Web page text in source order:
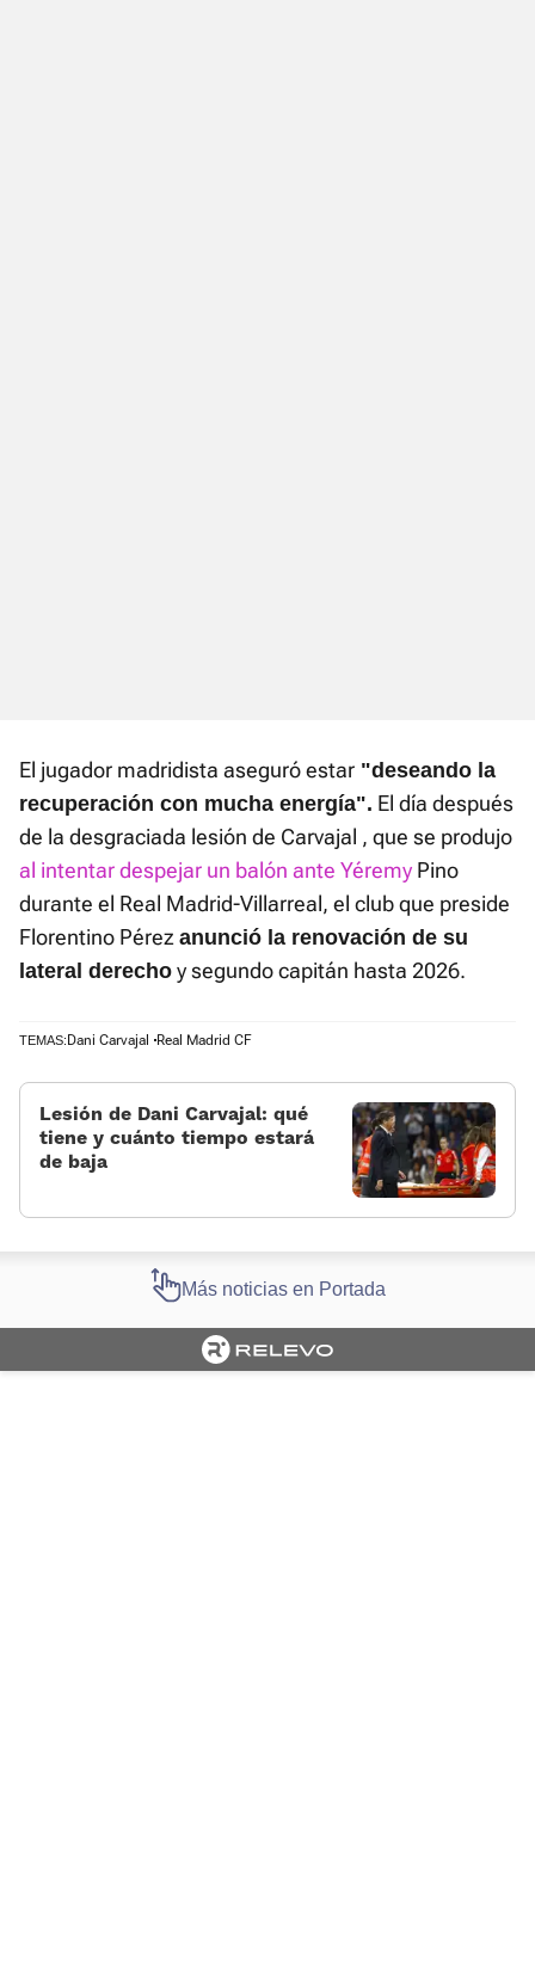
El jugador madridista aseguró estar "deseando la
recuperación con mucha energía". El día después
de la desgraciada lesión de Carvajal , que se produjo
al intentar despejar un balón ante Yéremy Pino
durante el Real Madrid-Villarreal, el club que preside
Florentino Pérez anunció la renovación de su
lateral derecho y segundo capitán hasta 2026.
TEMAS: Dani Carvajal Real Madrid CF
Lesión de Dani Carvajal: qué
tiene y cuánto tiempo estará
de baja
Más noticias en Portada